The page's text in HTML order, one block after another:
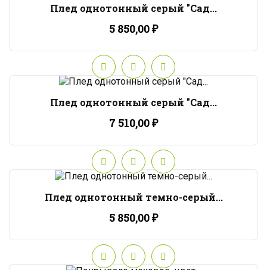
Плед однотонный серый "Сад...
5 850,00 ₽
Плед однотонный серый "Сад...
7 510,00 ₽
Плед однотонный темно-серый...
5 850,00 ₽